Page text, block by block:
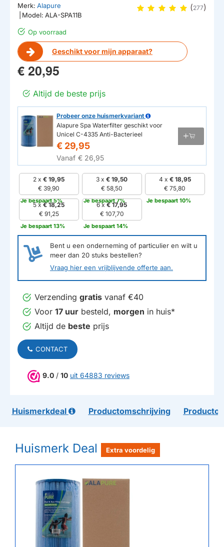
HUISMERK
Op voorraad
Geschikt voor mijn apparaat?
Merk: Alapure
Model: ALA-SPA11B
(277)
€ 20,95
Altijd de beste prijs
Probeer onze huismerkvariant
Alapure Spa Waterfilter geschikt voor
Unicel C-4335 Anti-Bacterieel
€ 29,95
Vanaf € 26,95
2 x€ 19,95
€ 39,90
Je bespaart 5%
3 x€ 19,50
€ 58,50
Je bespaart 7%
4 x € 18,95
€ 75,80
Je bespaart 10%
5 x€ 18,25
€ 91,25
Je bespaart 13%
6 x€ 17,95
€ 107,70
Je bespaart 14%
Bent u een onderneming of particulier en wilt u
meer dan 20 stuks bestellen?
Vraag hier een vrijblijvende offerte aan.
Verzending gratis vanaf €40
Voor 17 uur besteld, morgen in huis*
Altijd de beste prijs
CONTACT
9.0 / 10 uit 64883 reviews
Huismerkdeal Productomschrijving
Huismerk Deal Extra voordelig